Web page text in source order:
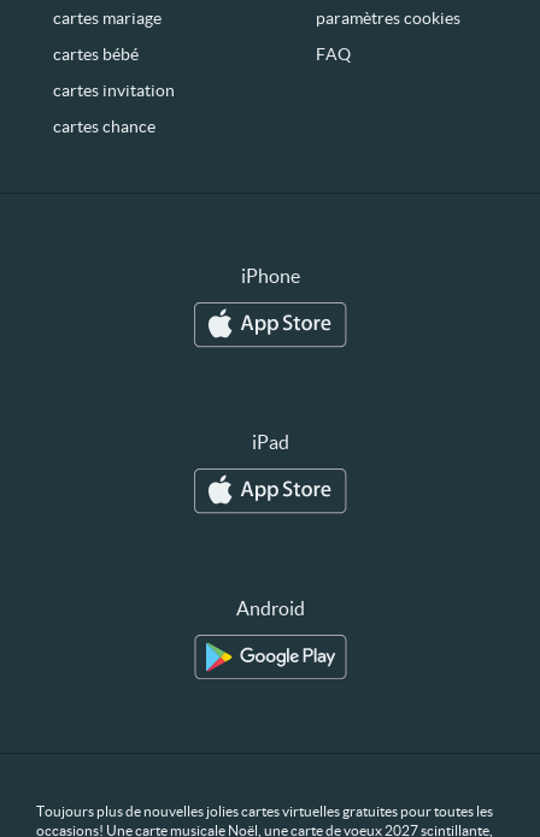
cartes mariage
cartes bébé
cartes invitation
cartes chance
paramètres cookies
FAQ
iPhone
iPad
Android
Toujours plus de nouvelles jolies cartes virtuelles gratuites pour toutes les
occasions! Une carte musicale Noël, une carte de voeux 2027 scintillante,